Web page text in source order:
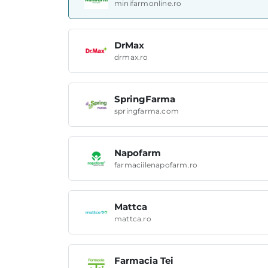
minifarmonline.ro
DrMax
drmax.ro
SpringFarma
springfarma.com
Napofarm
farmaciilenapofarm.ro
Mattca
mattca.ro
Farmacia Tei